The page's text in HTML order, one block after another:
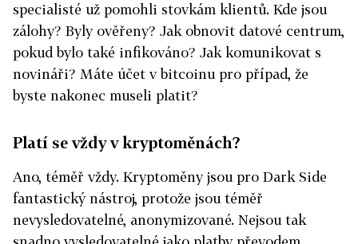
specialisté už pomohli stovkám klientů. Kde jsou
zálohy? Byly ověřeny? Jak obnovit datové centrum,
pokud bylo také infikováno? Jak komunikovat s
novináři? Máte účet v bitcoinu pro případ, že
byste nakonec museli platit?
Platí se vždy v kryptoměnách?
Ano, téměř vždy. Kryptoměny jsou pro Dark Side
fantastický nástroj, protože jsou téměř
nevysledovatelné, anonymizované. Nejsou tak